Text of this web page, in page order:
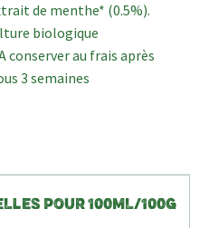
de menthe* (0.5%).
biologique
conserver au frais après
3 semaines
POUR 100ML/100G